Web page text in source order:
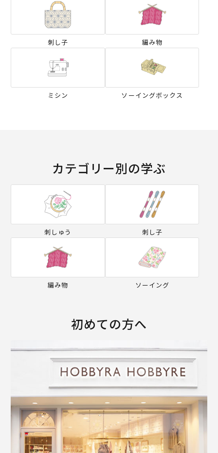
刺し子 編み物
ミシン ソーイングボックス
カテゴリー別の学ぶ
刺しゅう 刺し子
編み物 ソーイング
初めての方へ